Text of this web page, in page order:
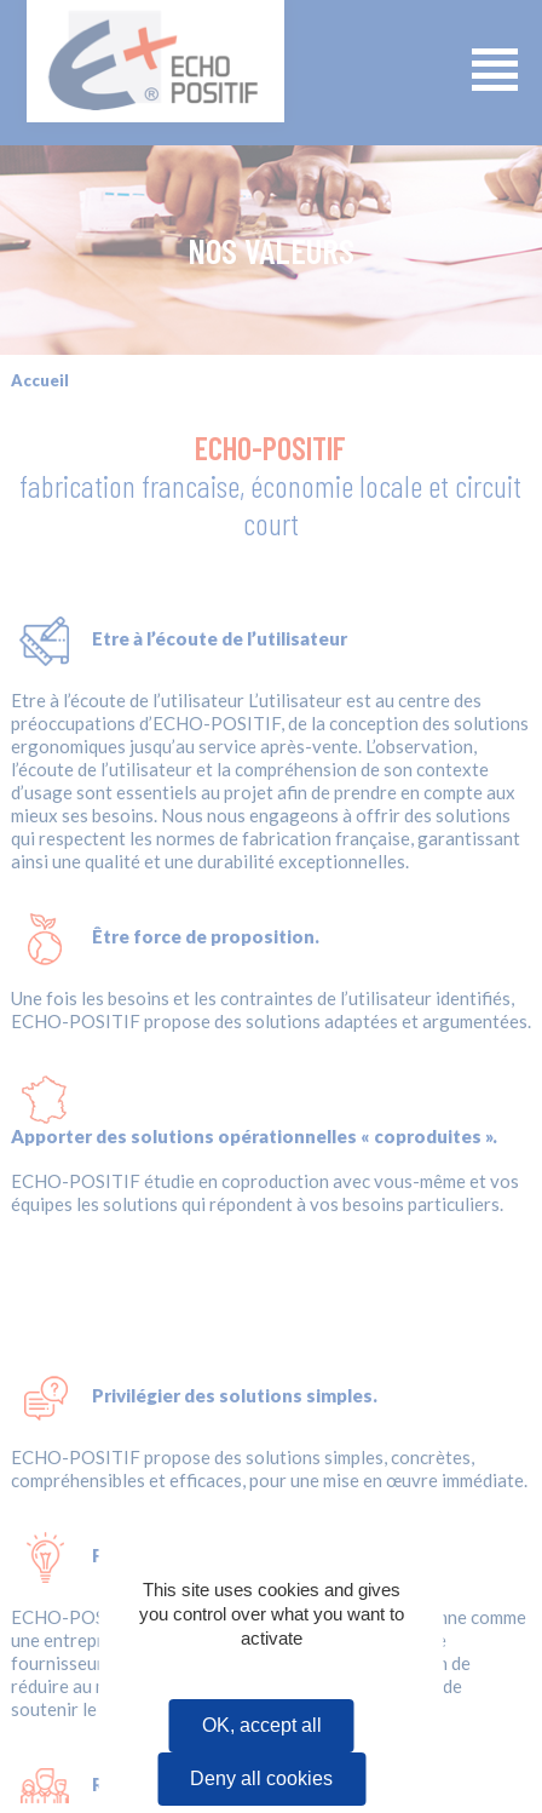
NOS VALEURS
Accueil
ECHO-POSITIF
fabrication francaise, économie locale et circuit
court
Etre à l’écoute de l’utilisateur
Etre à l’écoute de l’utilisateur L’utilisateur est au centre des
préoccupations d’ECHO-POSITIF, de la conception des solutions
ergonomiques jusqu’au service après-vente. L’observation,
l’écoute de l’utilisateur et la compréhension de son contexte
d’usage sont essentiels au projet afin de prendre en compte aux
mieux ses besoins. Nous nous engageons à offrir des solutions
qui respectent les normes de fabrication française, garantissant
ainsi une qualité et une durabilité exceptionnelles.
Être force de proposition.
Une fois les besoins et les contraintes de l’utilisateur identifiés,
ECHO-POSITIF propose des solutions adaptées et argumentées.
Apporter des solutions opérationnelles « coproduites ».
ECHO-POSITIF étudie en coproduction avec vous-même et vos
équipes les solutions qui répondent à vos besoins particuliers.
Privilégier des solutions simples.
ECHO-POSITIF propose des solutions simples, concrètes,
compréhensibles et efficaces, pour une mise en œuvre immédiate.
Fabriquer localement.
ECHO-POSITIF, entreprise basée sur Nantes, fonctionne comme
une entreprise étendue, en s’appuyant sur un réseau de
fournisseurs/partenaires locaux (Pays de la Loire), afin de
réduire au maximum les délais d’approvisionnement et de
soutenir le développement local.
Respecter l’environnement
This site uses cookies and gives
you control over what you want to
activate
OK, accept all
Deny all cookies